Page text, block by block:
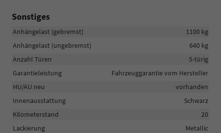
Sonstiges
Anhängelast (gebremst)
1100 kg
Anhängelast (ungebremst)
640 kg
Anzahl Türen
5-türig
Garantieleistung
Fahrzeuggarantie vom Hersteller
HU/AU neu
vorhanden
Innenausstattung
Schwarz
Kilometerstand
20
Lackierung
Metallic